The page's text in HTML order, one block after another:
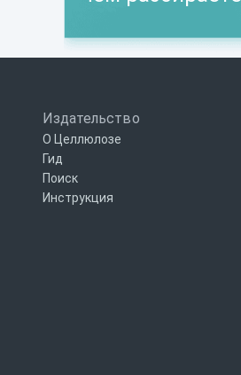
Издательство
О Целлюлозе
Гид
Поиск
Инструкция